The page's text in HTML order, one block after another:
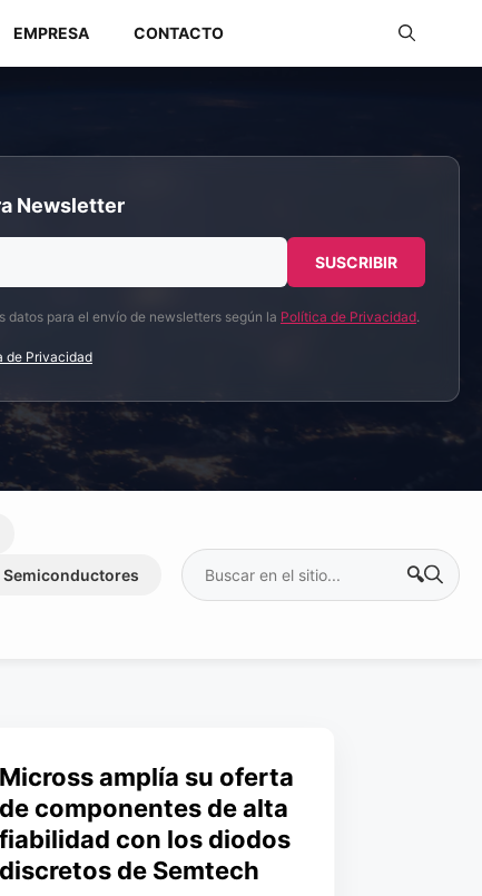
Industriales
EMPRESA CONTACTO
Newsletter
datos para el envío de newsletters según la Política de Privacidad.
de Privacidad
Semiconductores
Buscar:
Micross amplía su oferta
de componentes de alta
fiabilidad con los diodos
discretos de Semtech